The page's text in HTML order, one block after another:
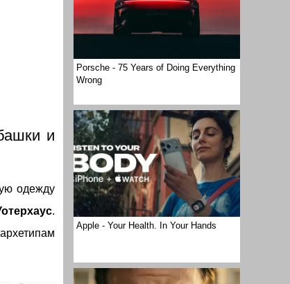
Porsche - 75 Years of Doing Everything
Wrong​
Apple - Your Health. In Your Hands
и
одежду
.